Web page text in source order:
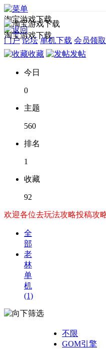
淘宝游戏下载
门户 论坛 单机下载 会员领
淘宝游戏下载
收藏 发帖
今日
0
主题
560
排名
1
收藏
92
欢迎各位去玩法攻略投稿攻
全
部
老
林
单
机
(1)
筛选
不限
GOM引擎